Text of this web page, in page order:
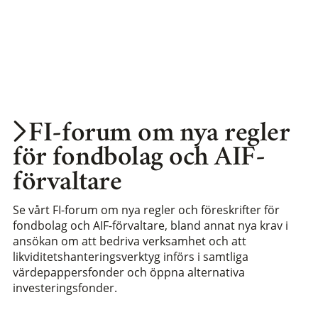
FI-forum om nya regler
för fondbolag och AIF-
förvaltare
Se vårt FI-forum om nya regler och föreskrifter för
fondbolag och AIF-förvaltare, bland annat nya krav i
ansökan om att bedriva verksamhet och att
likviditetshanteringsverktyg införs i samtliga
värdepappersfonder och öppna alternativa
investeringsfonder.